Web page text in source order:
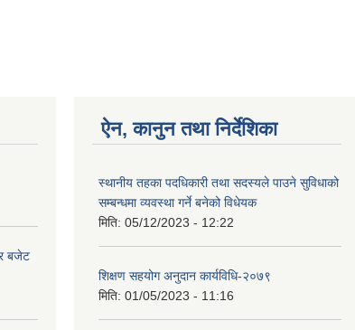
बजेट
ऐन, कानुन तथा निर्देशिका
स्थानीय तहका पदधिकारी तथा सदस्यले पाउने सुविधाको
सम्बन्धमा व्यवस्था गर्ने बनेको विधेयक
मिति: 05/12/2023 - 12:22
शिक्षण सहयोग अनुदान कार्यविधि-२०७९
मिति: 01/05/2023 - 11:16